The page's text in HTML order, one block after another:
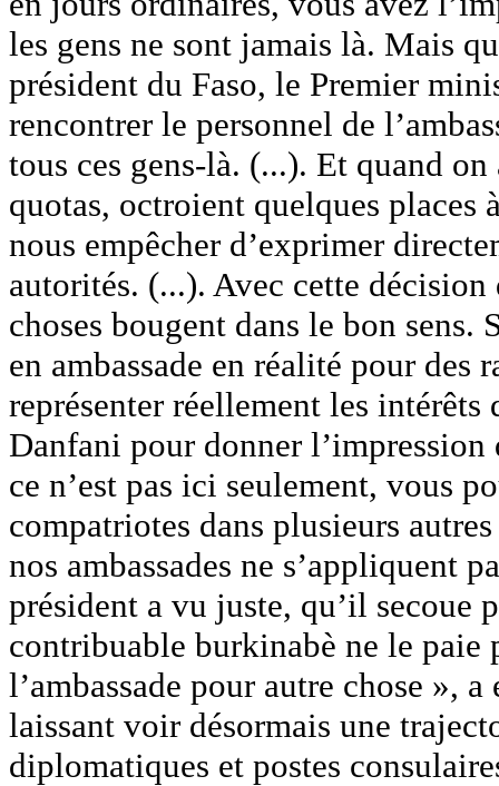
les gens ne sont jamais là. Mais
président du Faso, le Premier
rencontrer le personnel de
tous ces gens-là. (...). Et quand
quotas, octroient quelques places
nous empêcher d’exprimer
autorités. (...). Avec cette
choses bougent dans le bon
en ambassade en réalité pour des
représenter réellement les
Danfani pour donner
ce n’est pas ici seulement, vous
compatriotes dans plusieurs
nos ambassades ne s’appliquent
président a vu juste, qu’il secoue
contribuable burkinabè ne le paie
l’ambassade pour autre chose »,
laissant voir désormais une
diplomatiques et postes